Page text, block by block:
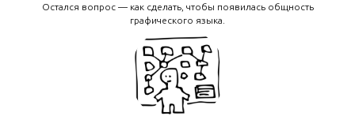
Остался вопрос — как сделать, чтобы появилась общность
графического языка.